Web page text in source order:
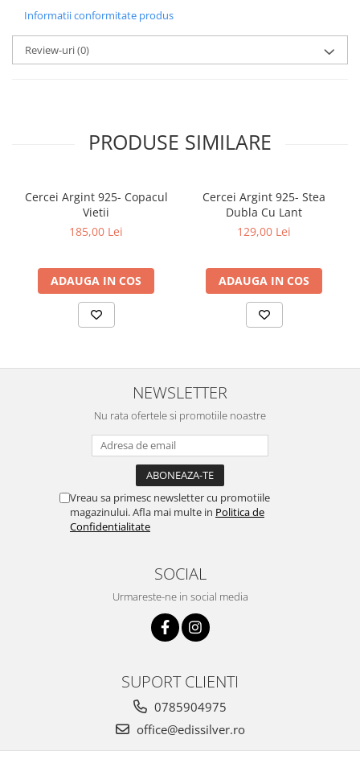
Informatii conformitate produs
Review-uri(0)
PRODUSE SIMILARE
Cercei Argint 925- Copacul
Vietii
185,00 Lei
ADAUGA IN COS
Cercei Argint 925- Stea
Dubla Cu Lant
129,00 Lei
ADAUGA IN COS
NEWSLETTER
Nu rata ofertele si promotiile noastre
Vreau sa primesc newsletter cu promotiile
magazinului. Afla mai multe in Politica de
Confidentialitate
SOCIAL
Urmareste-ne in social media
SUPORT CLIENTI
0785904975
office@edissilver.ro